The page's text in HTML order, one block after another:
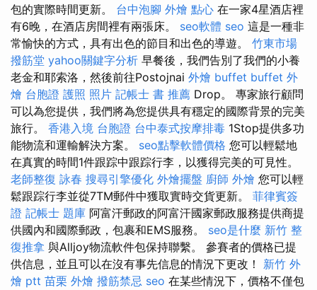
包的實際時間更新。 台中泡腳 外燴 點心 在一家4星酒店裡
有6晚，在酒店房間裡有兩張床。 seo軟體 seo 這是一種非
常愉快的方式，具有出色的節目和出色的導遊。 竹東市場
撥筋堂 yahoo關鍵字分析 早餐後，我們告別了我們的小養
老金和耶索洛，然後前往Postojnai 外燴 buffet buffet 外
燴 台胞證 護照 照片 記帳士 書 推薦 Drop。 專家旅行顧問
可以為您提供，我們將為您提供具有穩定的國際背景的完美
旅行。 香港入境 台胞證 台中泰式按摩排毒 1Stop提供多功
能物流和運輸解決方案。 seo點擊軟體價格 您可以輕鬆地
在真實的時間1件跟踪中跟踪行李，以獲得完美的可見性。
老師整復 詠春 搜尋引擎優化 外燴擺盤 廚師 外燴 您可以輕
鬆跟踪行李並從7TM郵件中獲取實時交貨更新。 菲律賓簽
證 記帳士 題庫 阿富汗郵政的阿富汗國家郵政服務提供商提
供國內和國際郵政，包裹和EMS服務。 seo是什麼 新竹 整
復推拿 與Alljoy物流軟件包保持聯繫。 參賽者的價格已提
供信息，並且可以在沒有事先信息的情況下更改！ 新竹 外
燴 ptt 苗栗 外燴 撥筋禁忌 seo 在某些情況下，價格不僅包